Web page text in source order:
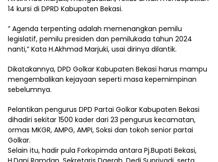
14 kursi di DPRD Kabupaten Bekasi.
” Agenda terpenting adalah memenangkan pemilu
legislatif, pemilu presiden dan pemilukada tahun 2024
nanti,” Kata H.Akhmad Marjuki, usai dirinya dilantik.
Dikatakannya, DPD Golkar Kabupaten Bekasi harus mampu
mengembalikan kejayaan seperti masa kepemimpinan
sebelumnya.
Pelantikan pengurus DPD Partai Golkar Kabupaten Bekasi
dihadiri sekitar 1500 kader dari 23 pengurus kecamatan,
ormas MKGR, AMPG, AMPI, Soksi dan tokoh senior partai
Golkar.
Selain itu, hadir pula Forkopimda antara Pj.Bupati Bekasi,